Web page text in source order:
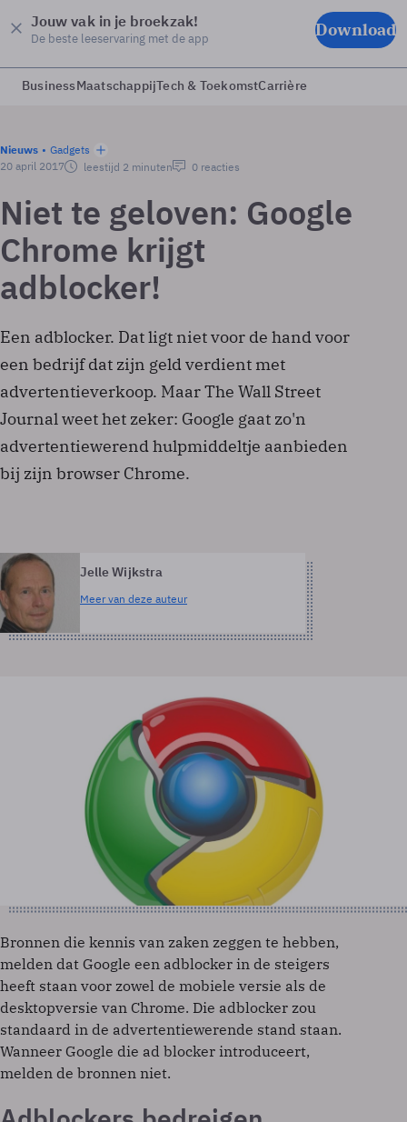
Jouw vak in je broekzak!
De beste leeservaring met de app Download
BusinessMaatschappijTech & ToekomstCarrière
Nieuws
Gadgets
20 april 2017
leestijd 2 minuten 0 reacties
Niet te geloven: Google
Chrome krijgt
adblocker!
Een adblocker. Dat ligt niet voor de hand voor
een bedrijf dat zijn geld verdient met
advertentieverkoop. Maar The Wall Street
Journal weet het zeker: Google gaat zo'n
advertentiewerend hulpmiddeltje aanbieden
bij zijn browser Chrome.
Jelle Wijkstra
Meer van deze auteur
Bronnen die kennis van zaken zeggen te hebben,
melden dat Google een adblocker in de steigers
heeft staan voor zowel de mobiele versie als de
desktopversie van Chrome. Die adblocker zou
standaard in de advertentiewerende stand staan.
Wanneer Google die ad blocker introduceert,
melden de bronnen niet.